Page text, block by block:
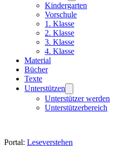
Kindergarten
Vorschule
1. Klasse
2. Klasse
3. Klasse
4. Klasse
Material
Bücher
Texte
Unterstützen
Unterstützer werden
Unterstützerbereich
Portal: Leseverstehen